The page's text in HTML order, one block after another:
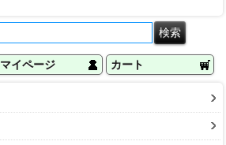
マイページ カート